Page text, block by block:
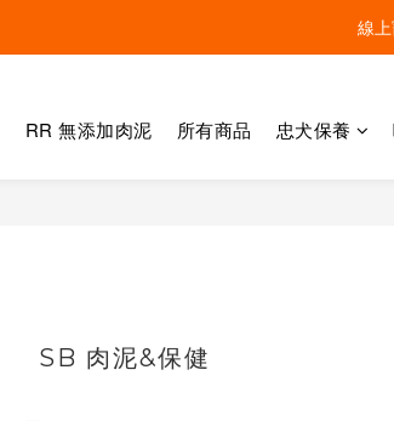
線
線
線
RR 無添加肉泥 所有商品 忠犬保養
SB 肉泥&保健